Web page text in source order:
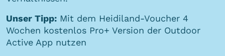
Unser Tipp: Mit dem Heidiland-Voucher 4
Wochen kostenlos Pro+ Version der Outdoor
Active App nutzen